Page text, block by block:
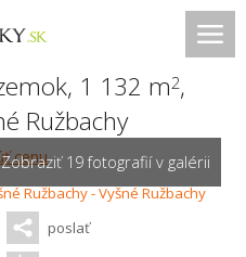
1 132 m2,
Ružbachy
cenu
Zobraziť 19 fotografií v galérii
poslať